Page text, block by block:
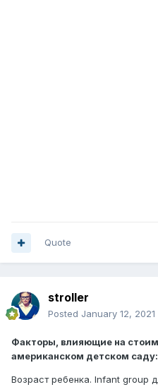
Quote
stroller
Posted January 12, 2021
Факторы, влияющие на
американском детском саду:
Возраст ребенка. Infant group